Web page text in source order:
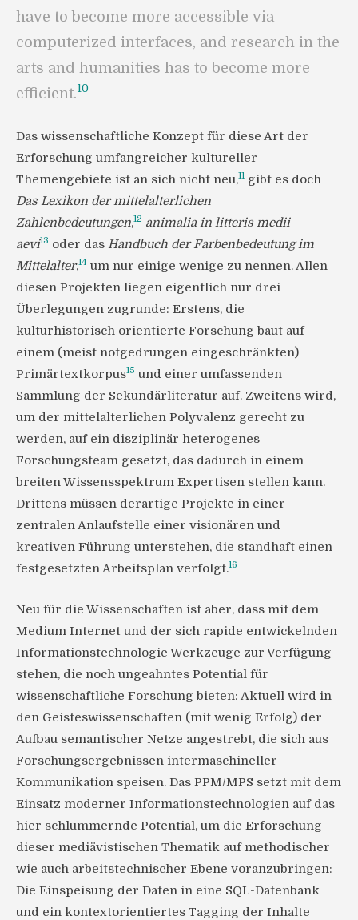
have to become more accessible via
computerized interfaces, and research in the
arts and humanities has to become more
efficient.10
Das wissenschaftliche Konzept für diese Art der
Erforschung umfangreicher kultureller
Themengebiete ist an sich nicht neu,11gibt es doch
Das Lexikon der mittelalterlichen
Zahlenbedeutungen,12 animalia in litteris medii
aevi13 oder das Handbuch der Farbenbedeutung im
Mittelalter,14 um nur einige wenige zu nennen. Allen
diesen Projekten liegen eigentlich nur drei
Überlegungen zugrunde: Erstens, die
kulturhistorisch orientierte Forschung baut auf
einem (meist notgedrungen eingeschränkten)
Primärtextkorpus15 und einer umfassenden
Sammlung der Sekundärliteratur auf. Zweitens wird,
um der mittelalterlichen Polyvalenz gerecht zu
werden, auf ein disziplinär heterogenes
Forschungsteam gesetzt, das dadurch in einem
breiten Wissensspektrum Expertisen stellen kann.
Drittens müssen derartige Projekte in einer
zentralen Anlaufstelle einer visionären und
kreativen Führung unterstehen, die standhaft einen
festgesetzten Arbeitsplan verfolgt.16
Neu für die Wissenschaften ist aber, dass mit dem
Medium Internet und der sich rapide entwickelnden
Informationstechnologie Werkzeuge zur Verfügung
stehen, die noch ungeahntes Potential für
wissenschaftliche Forschung bieten: Aktuell wird in
den Geisteswissenschaften (mit wenig Erfolg) der
Aufbau semantischer Netze angestrebt, die sich aus
Forschungsergebnissen intermaschineller
Kommunikation speisen. Das PPM/MPS setzt mit dem
Einsatz moderner Informationstechnologien auf das
hier schlummernde Potential, um die Erforschung
dieser mediävistischen Thematik auf methodischer
wie auch arbeitstechnischer Ebene voranzubringen:
Die Einspeisung der Daten in eine SQL-Datenbank
und ein kontextorientiertes Tagging der Inhalte